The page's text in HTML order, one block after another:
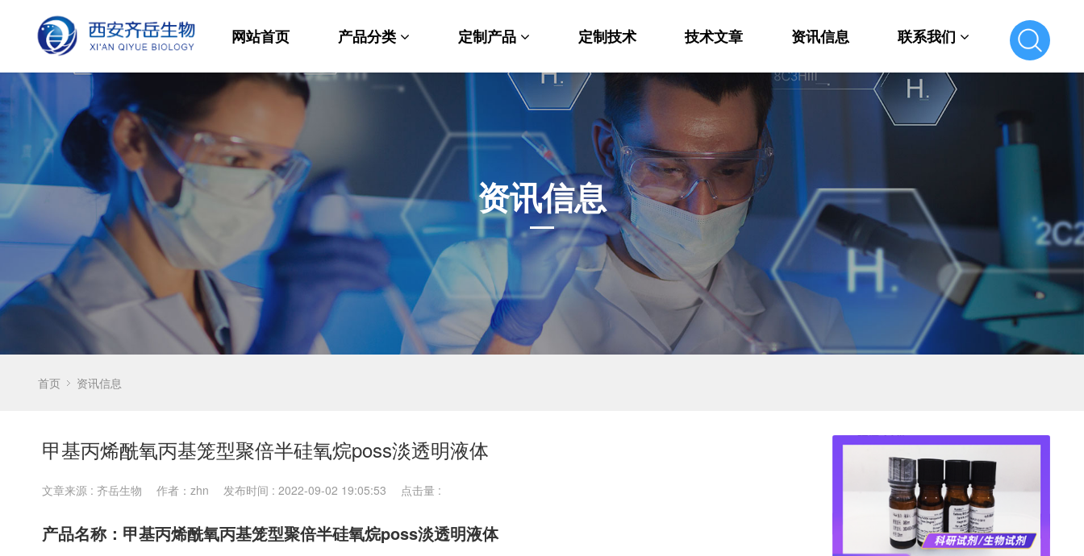
资讯信息
网站首页 产品分类
材料科学
生命科学
发光材料
功能性化学
分析化学
其他产品
定制产品
纳米材料定制
PEG衍生物
荧光标记定制
MOF材料定制
小分子定制
多肽定制
其他材料定制
定制技术 技术文章 资讯信息 联系我们
联系我们
首页 资讯信息
甲基丙烯酰氧丙基笼型聚倍半硅氧烷poss淡透明液体
文章来源 : 齐岳生物 作者：zhn 发布时间 : 2022-09-02 19:05:53 点击量 :
产品名称：甲基丙烯酰氧丙基笼型聚倍半硅氧烷poss淡透明液体